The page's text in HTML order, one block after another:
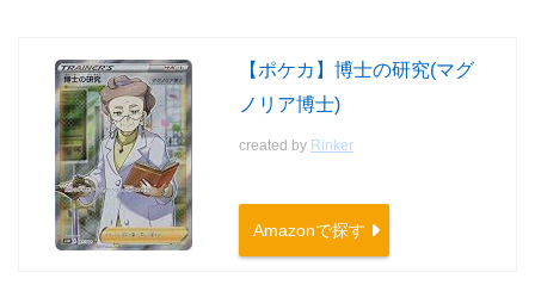
【ポケカ】博士の研究(マグ
ノリア博士)
created by Rinker
Amazonで探す